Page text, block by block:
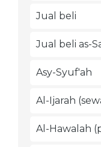
Jual beli
Jual beli as-
Asy-Syuf'ah
Al-Ijarah
Al-Hawalah